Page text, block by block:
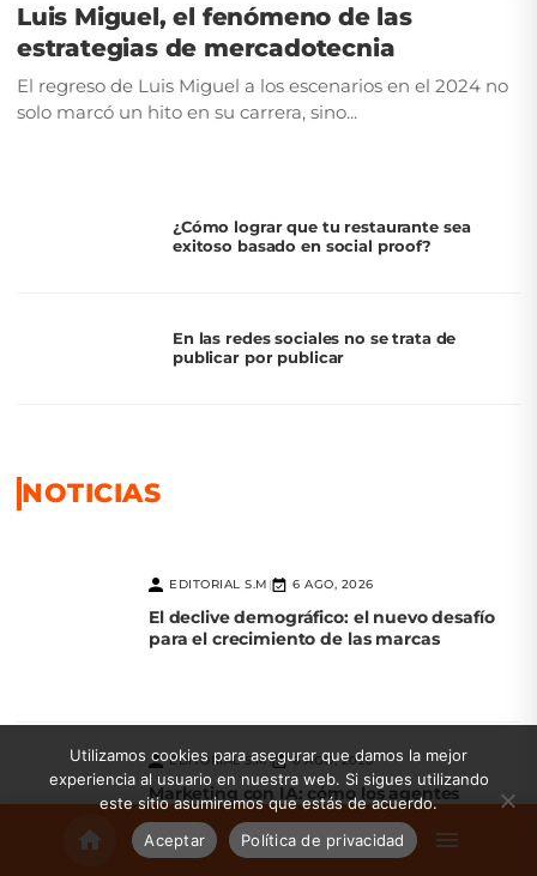
Luis Miguel, el fenómeno de las
estrategias de mercadotecnia
El regreso de Luis Miguel a los escenarios en el 2024 no
solo marcó un hito en su carrera, sino...
¿Cómo lograr que tu restaurante sea
exitoso basado en social proof?
En las redes sociales no se trata de
publicar por publicar
NOTICIAS
EDITORIAL S.M | 6 AGO, 2026
El declive demográfico: el nuevo desafío
para el crecimiento de las marcas
EDITORIAL S.M| 6 AGO, 2026
Marketing con IA: cómo los agentes
inteligentes redefinen la experiencia del
cliente
Utilizamos cookies para asegurar que damos la mejor
experiencia al usuario en nuestra web. Si sigues utilizando
este sitio asumiremos que estás de acuerdo.
Aceptar
Política de privacidad